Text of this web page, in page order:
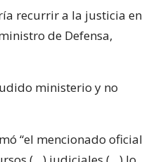
recurrir a la justicia en
de Defensa,
ministerio y no
“el mencionado oficial